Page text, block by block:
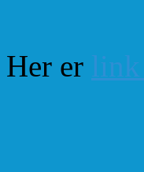
Her er link